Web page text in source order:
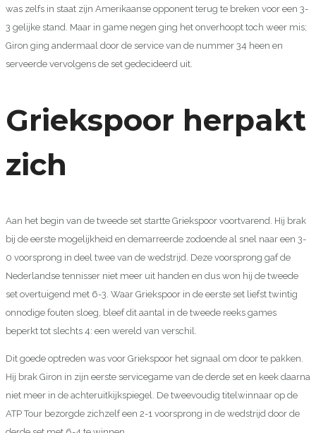
was zelfs in staat zijn Amerikaanse opponent terug te breken voor een 3-
3 gelijke stand. Maar in game negen ging het onverhoopt toch weer mis;
Giron ging andermaal door de service van de nummer 34 heen en
serveerde vervolgens de set gedecideerd uit.
Griekspoor herpakt
zich
Aan het begin van de tweede set startte Griekspoor voortvarend. Hij brak
bij de eerste mogelijkheid en demarreerde zodoende al snel naar een 3-
0 voorsprong in deel twee van de wedstrijd. Deze voorsprong gaf de
Nederlandse tennisser niet meer uit handen en dus won hij de tweede
set overtuigend met 6-3. Waar Griekspoor in de eerste set liefst twintig
onnodige fouten sloeg, bleef dit aantal in de tweede reeks games
beperkt tot slechts 4: een wereld van verschil.
Dit goede optreden was voor Griekspoor het signaal om door te pakken.
Hij brak Giron in zijn eerste servicegame van de derde set en keek daarna
niet meer in de achteruitkijkspiegel. De tweevoudig titelwinnaar op de
ATP Tour bezorgde zichzelf een 2-1 voorsprong in de wedstrijd door de